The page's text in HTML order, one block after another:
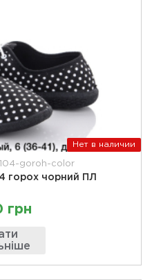
Нет в наличии
goroh-color
горох чорний ПЛ
грн